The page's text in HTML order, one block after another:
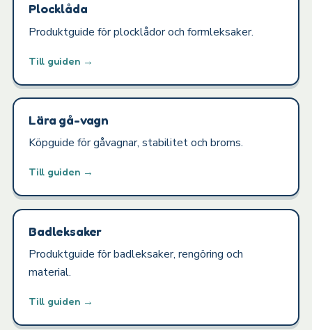
Plocklåda
Produktguide för plocklådor och formleksaker.
Till guiden →
Lära gå-vagn
Köpguide för gåvagnar, stabilitet och broms.
Till guiden →
Badleksaker
Produktguide för badleksaker, rengöring och
material.
Till guiden →